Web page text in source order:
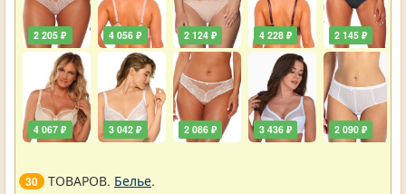
2 205 ₽
4 067 ₽
4 056 ₽
3 042 ₽
2 124 ₽
2 086 ₽
4 228 ₽
3 436 ₽
2 145 ₽
2 090 ₽
30 ТОВАРОВ. Белье.